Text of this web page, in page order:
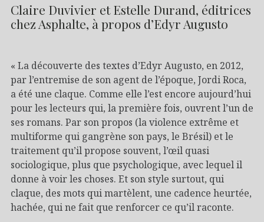
Claire Duvivier et Estelle Durand, éditrices
chez Asphalte, à propos d’Edyr Augusto
« La découverte des textes d’Edyr Augusto, en 2012,
par l’entremise de son agent de l’époque, Jordi Roca,
a été une claque. Comme elle l’est encore aujourd’hui
pour les lecteurs qui, la première fois, ouvrent l’un de
ses romans. Par son propos (la violence extrême et
multiforme qui gangrène son pays, le Brésil) et le
traitement qu’il propose souvent, l’œil quasi
sociologique, plus que psychologique, avec lequel il
donne à voir les choses. Et son style surtout, qui
claque, des mots qui martèlent, une cadence heurtée,
hachée, qui ne fait que renforcer ce qu’il raconte.